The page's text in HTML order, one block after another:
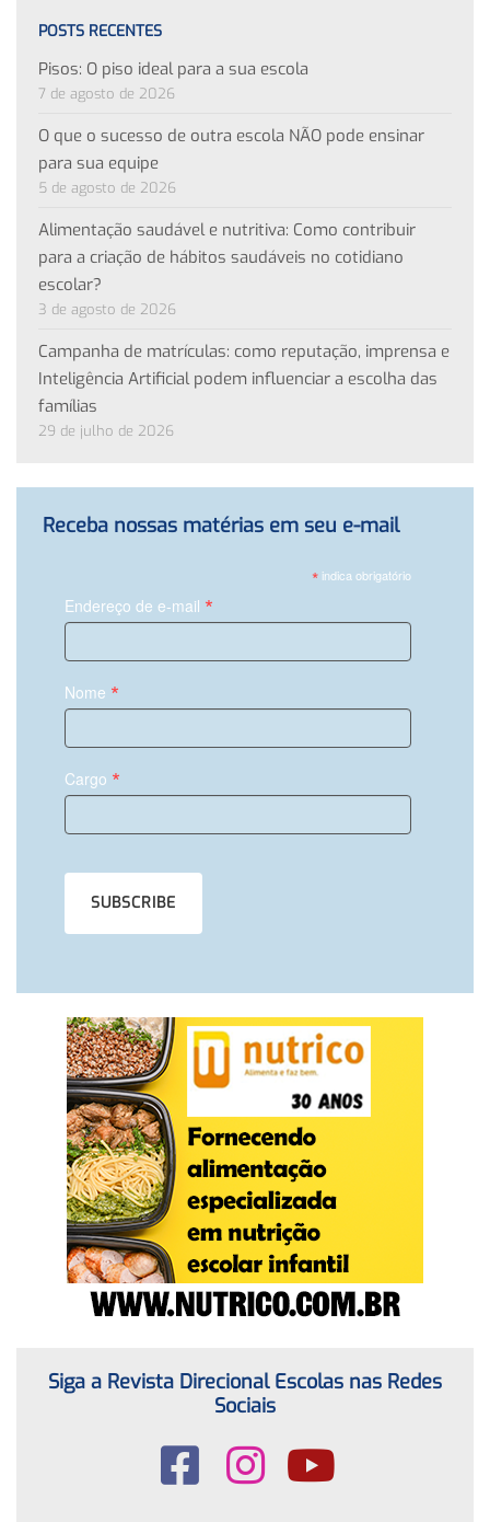
POSTS RECENTES
Pisos: O piso ideal para a sua escola
7 de agosto de 2026
O que o sucesso de outra escola NÃO pode ensinar
para sua equipe
5 de agosto de 2026
Alimentação saudável e nutritiva: Como contribuir
para a criação de hábitos saudáveis no cotidiano
escolar?
3 de agosto de 2026
Campanha de matrículas: como reputação, imprensa e
Inteligência Artificial podem influenciar a escolha das
famílias
29 de julho de 2026
Receba nossas matérias em seu e-mail
*indica obrigatório
Endereço de e-mail *
Nome *
Cargo *
Siga a Revista Direcional Escolas nas Redes
Sociais